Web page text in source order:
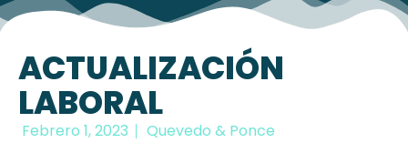
ACTUALIZACIÓN
LABORAL
Febrero 1, 2023 Quevedo & Ponce